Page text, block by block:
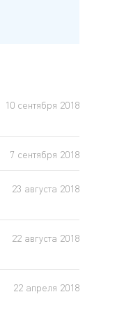
10 сентября 2018
7 сентября 2018
23 августа 2018
22 августа 2018
22 апреля 2018